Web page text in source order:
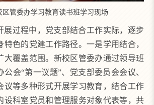
区管委办学习教育读书班学习现场
展过程中，党支部结合工作实际，逐步
特色的党建工作路径。一是学用结合，
大覆盖范围。新校区管委办通过领导班
会“第一议题”、党支部委员会会议、
议等多种形式开展学习教育，结合工作
设科室党员和管理服务对象代表等，共